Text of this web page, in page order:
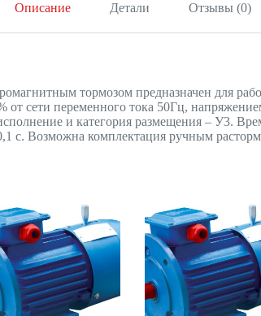
Описание Детали Отзывы (0)
тормозом предназначен для
сети переменного тока 50Гц,
и категория размещения – У3.
с. Возможна комплектация ручным